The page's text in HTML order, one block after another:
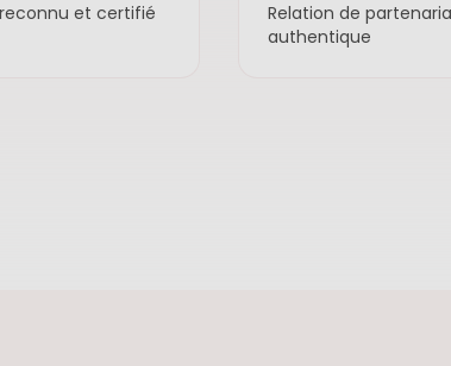
et certifié
Relation de
authentique